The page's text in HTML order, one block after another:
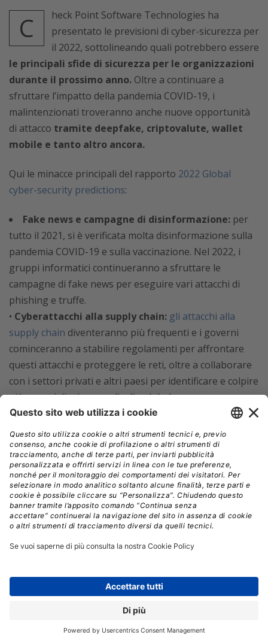
C
heck Point Software Technologies ha
presentato le previsioni di cyber-sicurezza per
il 2022, sottolineando quali potrebbero essere
le principali sfide di sicurezza per le organizzazioni
durante il prossimo anno. Oltre a continuare a
sfruttare l’impatto della pandemia COVID-19, i
malintenzionati troveranno anche nuove opportunità
di attacco tramite deepfake, criptovalute, wallet
mobile e tanto altro ancora.
Qui le minacce principali del rapporto 2022 Global
cyber-security predictions:
Fake news e campagne di disinformazione: per
tutto il 2021, si è verificata molta disinformazione sulla
pandemia COVID-19 e sulla vaccinazione. Nel 2022, i
gruppi informatici continueranno a sfruttare le
campagne di fake news per eseguire vari attacchi di
phishing e truffe.
• Cyberattacchi alla supply chain: gli attacchi alla
supply chain diventeranno più frequenti e i governi
cominceranno a stabilire regolamenti per affrontare
questi attacchi e proteggere le reti, oltre a collaborare
con i settori privati e altri paesi per identificare e colpire
più gruppi di minacce a livello globale.
•Si intensificherà la “guerra fredda” informatica: il
miglioramento delle infrastrutture e delle capacità
tecnologiche consentirà ai gruppi terroristici e agli
attivisti politici di portare avanti le loro agende e
condurre attacchi più sofisticati e diffusi. I cyber-attacchi
saranno sempre più utilizzati come atti per
destabilizzare le attività a livello globale.
•Le violazioni dei dati saranno su più larga scala e
molto più costose: le violazioni dei dati avverranno più
alle organizzazioni e ai governi che vorranno pagare il
riscatto. Nel maggio 2021, il gigante assicurativo
statunitense ha pagato 40 milioni di dollari agli hacker.